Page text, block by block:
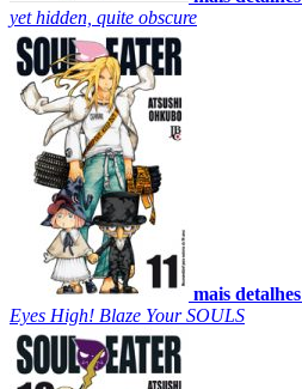
yet hidden, quite obscure
mais detalhes
Eyes High! Blaze Your SOULS